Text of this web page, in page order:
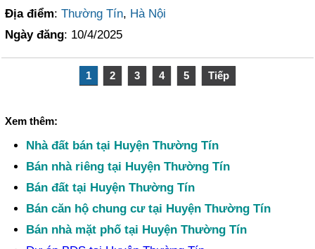
Địa điểm:Thường Tín, Hà Nội
Ngày đăng: 10/4/2025
1 2 3 4 5 Tiếp
Xem thêm:
Nhà đất bán tại Huyện Thường Tín
Bán nhà riêng tại Huyện Thường Tín
Bán đất tại Huyện Thường Tín
Bán căn hộ chung cư tại Huyện Thường Tín
Bán nhà mặt phố tại Huyện Thường Tín